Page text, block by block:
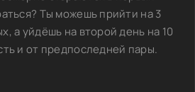
Ты можешь прийти на 3
а уйдёшь на второй день на 10
и от предпоследней пары.